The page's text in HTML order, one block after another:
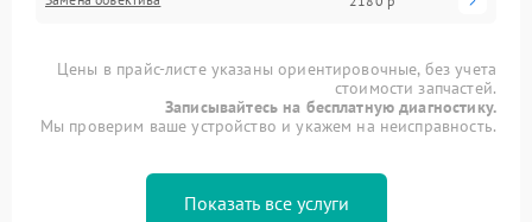
Цены в прайс-листе указаны ориентировочные, без учета
стоимости запчастей.
Записывайтесь на бесплатную диагностику.
Мы проверим ваше устройство и укажем на неисправность.
Показать все услуги